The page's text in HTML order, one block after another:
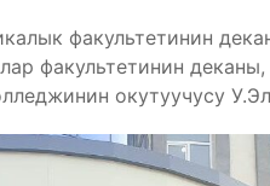
факультетинин
факультетинин
окутуучусу